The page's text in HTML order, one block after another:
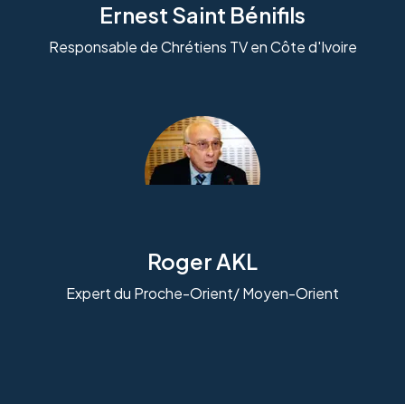
Ernest Saint Bénifils
Responsable de Chrétiens TV en Côte d'Ivoire
Roger AKL
Expert du Proche-Orient/ Moyen-Orient